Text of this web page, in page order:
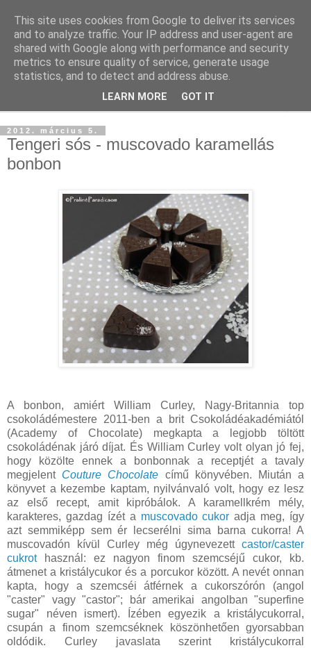
2012. március 5.
Tengeri sós - muscovado karamellás
bonbon
A bonbon, amiért William Curley, Nagy-Britannia top
csokoládémestere 2011-ben a brit Csokoládéakadémiától
(Academy of Chocolate) megkapta a legjobb töltött
csokoládénak járó díjat. És William Curley volt olyan jó fej,
hogy közölte ennek a bonbonnak a receptjét a tavaly
megjelent Couture Chocolate című könyvében. Miután a
könyvet a kezembe kaptam, nyilvánvaló volt, hogy ez lesz
az első recept, amit kipróbálok. A karamellkrém mély,
karakteres, gazdag ízét a muscovado cukor adja meg, így
azt semmiképp sem ér lecserélni sima barna cukorra! A
muscovadón kívül Curley még úgynevezett castor/caster
cukrothasznál: ez nagyon finom szemcséjű cukor, kb.
átmenet a kristálycukor és a porcukor között. A nevét onnan
kapta, hogy a szemcséi átférnek a cukorszórón (angol
"caster" vagy "castor"; bár amerikai angolban "superfine
sugar" néven ismert). Ízében egyezik a kristálycukorral,
csupán a finom szemcséknek köszönhetően gyorsabban
oldódik. Curley javaslata szerint kristálycukorral
This site uses cookies from Google to deliver its services
and to analyze traffic. Your IP address and user-agent are
shared with Google along with performance and security
metrics to ensure quality of service, generate usage
statistics, and to detect and address abuse.
LEARN MORE GOT IT